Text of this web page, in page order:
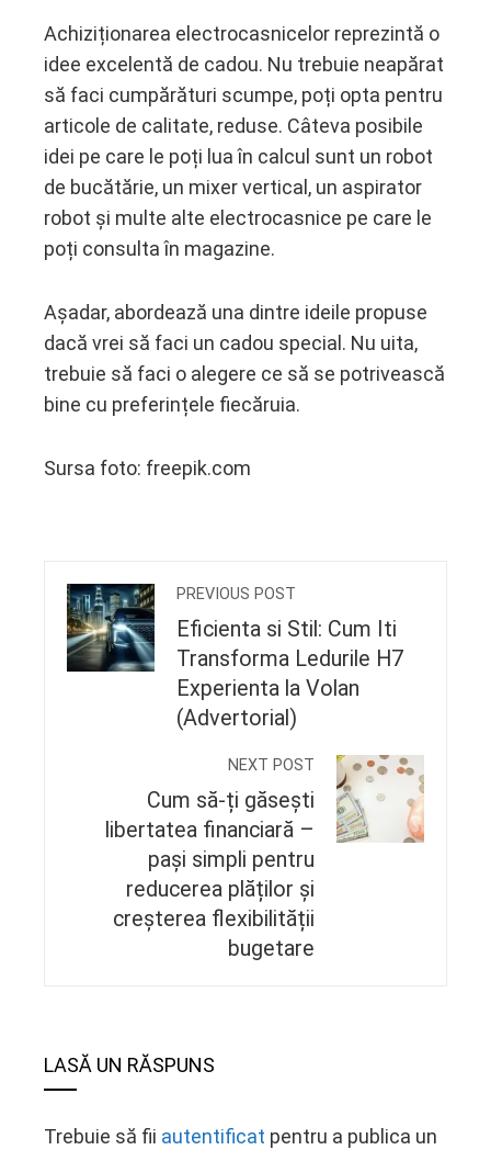
Achiziționarea electrocasnicelor reprezintă o
idee excelentă de cadou. Nu trebuie neapărat
să faci cumpărături scumpe, poți opta pentru
articole de calitate, reduse. Câteva posibile
idei pe care le poți lua în calcul sunt un robot
de bucătărie, un mixer vertical, un aspirator
robot și multe alte electrocasnice pe care le
poți consulta în magazine.
Așadar, abordează una dintre ideile propuse
dacă vrei să faci un cadou special. Nu uita,
trebuie să faci o alegere ce să se potrivească
bine cu preferințele fiecăruia.
Sursa foto: freepik.com
PREVIOUS POST
Eficienta si Stil: Cum Iti
Transforma Ledurile H7
Experienta la Volan
(Advertorial)
NEXT POST
Cum să-ți găsești
libertatea financiară –
pași simpli pentru
reducerea plăților și
creșterea flexibilității
bugetare
LASĂ UN RĂSPUNS
Trebuie să fii autentificat pentru a publica un